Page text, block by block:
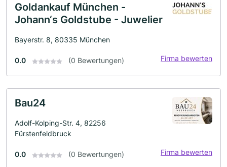
Goldankauf München -
Johann‘s Goldstube - Juwelier
Bayerstr. 8, 80335 München
0.0 (0 Bewertungen) Firma bewerten
Bau24
Adolf-Kolping-Str. 4, 82256
Fürstenfeldbruck
0.0 (0 Bewertungen) Firma bewerten